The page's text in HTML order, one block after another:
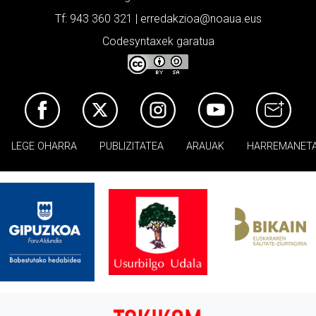
Tf: 943 360 321 | erredakzioa@noaua.eus
Codesyntaxek garatua
LEGE OHARRA PUBLIZITATEA ARAUAK